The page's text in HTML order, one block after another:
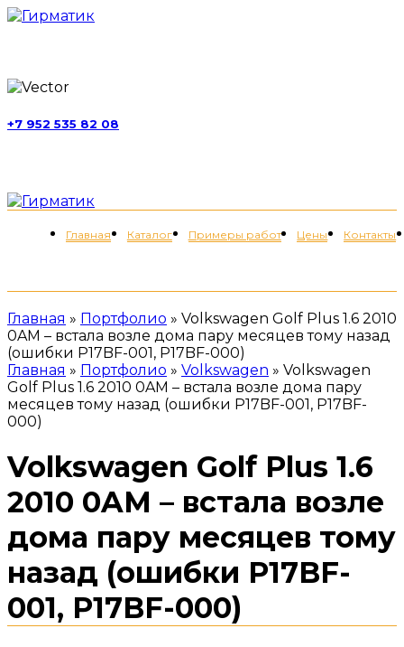
+7 952 535 82 08
Главная Каталог Примеры работ Цены Контакты
Главная » Портфолио » Volkswagen Golf Plus 1.6 2010
0AM – встала возле дома пару месяцев тому назад
(ошибки P17BF-001, P17BF-000)
Главная » Портфолио » Volkswagen » Volkswagen
Golf Plus 1.6 2010 0AM – встала возле дома пару
месяцев тому назад (ошибки P17BF-001, P17BF-
000)
Volkswagen Golf Plus 1.6
2010 0AM – встала возле
дома пару месяцев тому
назад (ошибки P17BF-
001, P17BF-000)